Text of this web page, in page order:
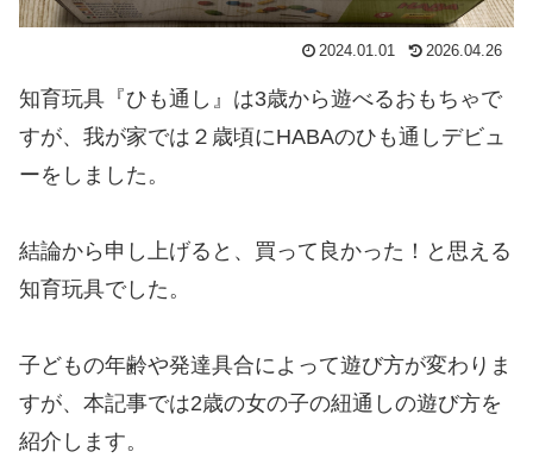
2024.01.01 2026.04.26
知育玩具『ひも通し』は3歳から遊べるおもちゃで
すが、我が家では２歳頃にHABAのひも通しデビュ
ーをしました。
結論から申し上げると、買って良かった！と思える
知育玩具でした。
子どもの年齢や発達具合によって遊び方が変わりま
すが、本記事では2歳の女の子の紐通しの遊び方を
紹介します。